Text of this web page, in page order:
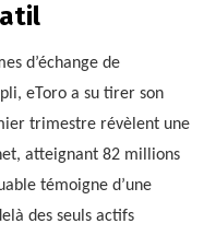
d’échange de
eToro a su tirer son
trimestre révèlent une
atteignant 82 millions
témoigne d’une
des seuls actifs